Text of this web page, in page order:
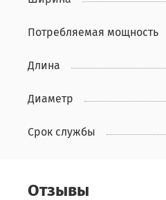
Потребляемая мощность
Длина
Диаметр
Срок службы
Отзывы